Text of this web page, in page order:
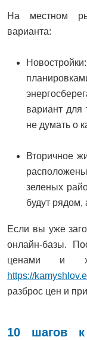
На местном
варианта:
вариант для
не думать о
Вторичное
зеленых
будут рядом,
Если вы уже
онлайн-базы.
ценами и
https://
разброс цен и
10 шагов